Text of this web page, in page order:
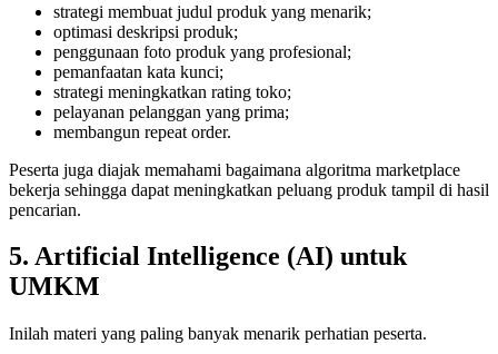
strategi membuat judul produk yang menarik;
optimasi deskripsi produk;
penggunaan foto produk yang profesional;
pemanfaatan kata kunci;
strategi meningkatkan rating toko;
pelayanan pelanggan yang prima;
membangun repeat order.
Peserta juga diajak memahami bagaimana algoritma marketplace
bekerja sehingga dapat meningkatkan peluang produk tampil di hasil
pencarian.
5. Artificial Intelligence (AI) untuk
UMKM
Inilah materi yang paling banyak menarik perhatian peserta.